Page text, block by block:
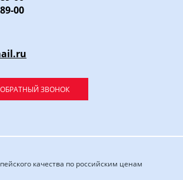
00
ЗВОНОК
качества по российским ценам